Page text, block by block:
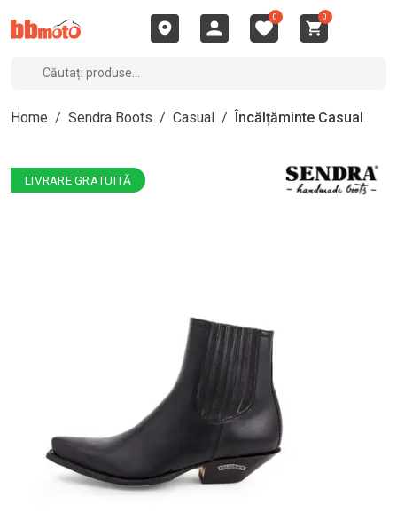
0 0
Home / Sendra Boots / Casual / Încălțăminte Casual
LIVRARE GRATUITĂ